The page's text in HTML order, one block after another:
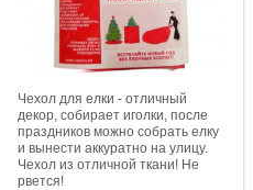
Чехол для елки - отличный
декор, собирает иголки, после
праздников можно собрать елку
и вынести аккуратно на улицу.
Чехол из отличной ткани! Не
рвется!